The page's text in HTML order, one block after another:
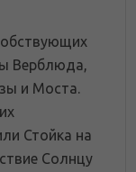
Верблюда,
и Моста.
Стойка на
Солнцу